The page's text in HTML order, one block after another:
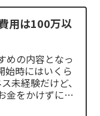
用は100万以
めの内容となっ
時にはいくら
未経験だけど、
をかけずに開